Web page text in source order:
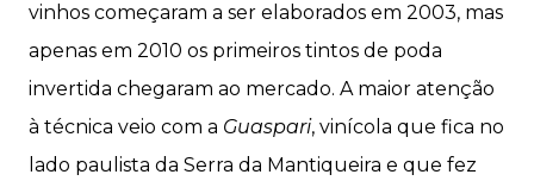
vinhos começaram a ser elaborados em 2003, mas
apenas em 2010 os primeiros tintos de poda
invertida chegaram ao mercado. A maior atenção
à técnica veio com a Guaspari, vinícola que fica no
lado paulista da Serra da Mantiqueira e que fez